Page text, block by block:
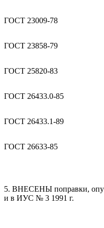
ГОСТ 23009-78
ГОСТ 23858-79
ГОСТ 25820-83
ГОСТ 26433.0-85
ГОСТ 26433.1-89
ГОСТ 26633-85
5. ВНЕСЕНЫ поправки,
и в ИУС № 3 1991 г.